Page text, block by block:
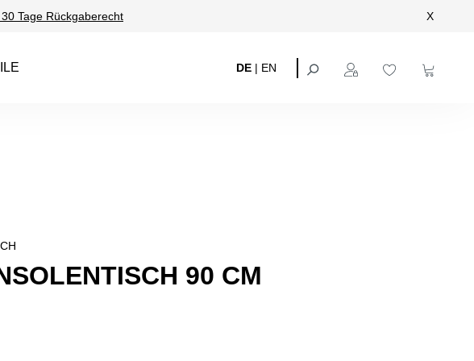
Tage Rückgaberecht X
DE | EN
90 CM